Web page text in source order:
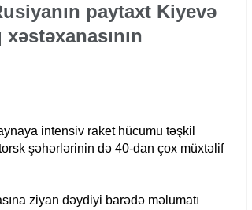
paytaxt Kiyevə
intensiv raket hücumu təşkil
şəhərlərinin də 40-dan çox müxtəlif
ziyan dəydiyi barədə məlumatı